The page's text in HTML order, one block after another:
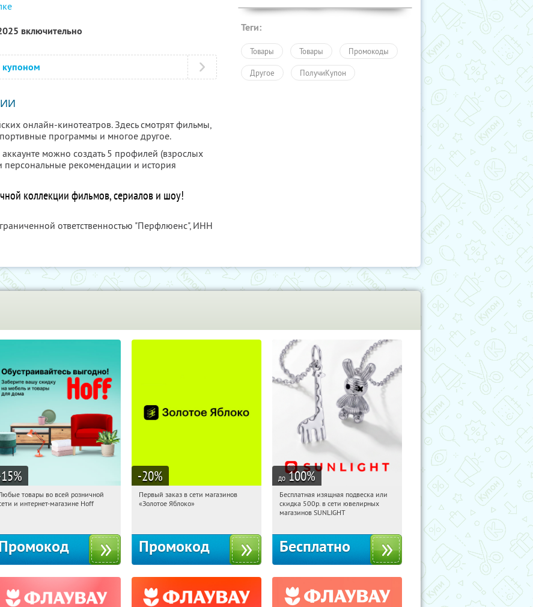
включительно
купоном
онлайн-кинотеатров. Здесь смотрят фильмы,
программы и многое другое.
можно создать 5 профилей (взрослых
персональные рекомендации и история
коллекции фильмов, сериалов и шоу!
ответственностью "Перфлюенс", ИНН
Теги:
Товары Товары Промокоды
Другое ПолучиКупон
%
20:12:05 Получили:
товары во всей розничной
и интернет-магазине Hoff
-20%
20:12:05
Получи первым!
Первый заказ в сети магазинов
«Золотое Яблоко»
Промокод
до 100%
20:12:05 Получили:
Россия
Бесплатная изящная подвеска или
скидка 500р. в сети ювелирных
магазинов SUNLIGHT
Бесплатно